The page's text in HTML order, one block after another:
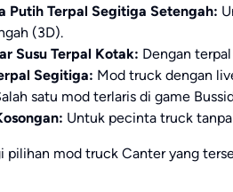
Putih Terpal Segitiga Setengah:
(3D).
Susu Terpal Kotak: Dengan
Segitiga: Mod truck dengan
satu mod terlaris di game
Untuk pecinta truck
pilihan mod truck Canter yang